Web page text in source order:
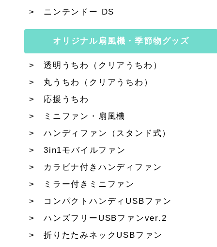
ニンテンドー DS
オリジナル扇風機・季節物グッズ
透明うちわ（クリアうちわ）
丸うちわ（クリアうちわ）
応援うちわ
ミニファン・扇風機
ハンディファン（スタンド式）
3in1モバイルファン
カラビナ付きハンディファン
ミラー付きミニファン
コンパクトハンディUSBファン
ハンズフリーUSBファンver.2
折りたたみネックUSBファン